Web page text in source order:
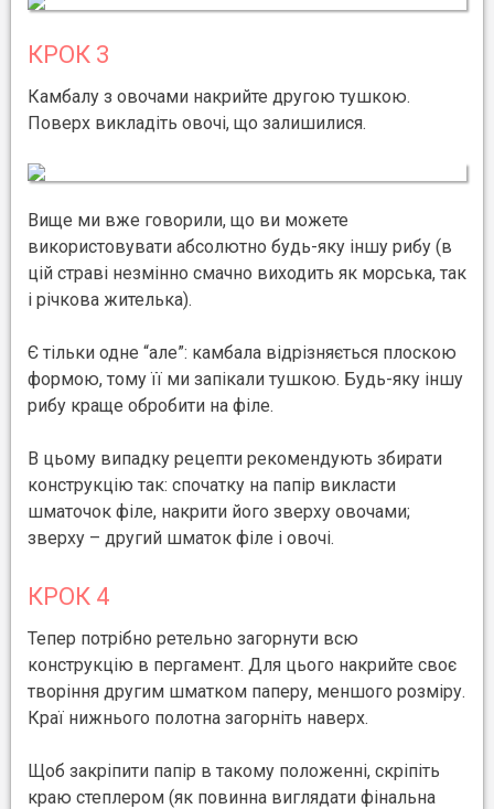
КРОК 3
Камбалу з овочами накрийте другою тушкою.
Поверх викладіть овочі, що залишилися.
Вище ми вже говорили, що ви можете
використовувати абсолютно будь-яку іншу рибу (в
цій страві незмінно смачно виходить як морська, так
і річкова жителька).
Є тільки одне “але”: камбала відрізняється плоскою
формою, тому її ми запікали тушкою. Будь-яку іншу
рибу краще обробити на філе.
В цьому випадку рецепти рекомендують збирати
конструкцію так: спочатку на папір викласти
шматочок філе, накрити його зверху овочами;
зверху – другий шматок філе і овочі.
КРОК 4
Тепер потрібно ретельно загорнути всю
конструкцію в пергамент. Для цього накрийте своє
творіння другим шматком паперу, меншого розміру.
Краї нижнього полотна загорніть наверх.
Щоб закріпити папір в такому положенні, скріпіть
краю степлером (як повинна виглядати фінальна